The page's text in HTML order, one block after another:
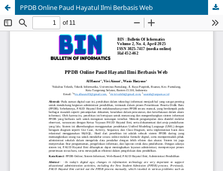
PPDB Online Paud Hayatul Ilmi Berbasis Web